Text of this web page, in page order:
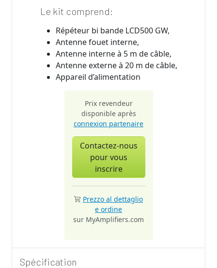
Le kit comprend:
Répéteur bi bande LCD500 GW,
Antenne fouet interne,
Antenne interne à 5 m de câble,
Antenne externe à 20 m de câble,
Appareil d’alimentation
Prix revendeur
disponible après
connexion partenaire
Contactez-nous
pour vous
inscrire
Prezzo al dettaglio
e ordine
sur MyAmplifiers.com
Spécification